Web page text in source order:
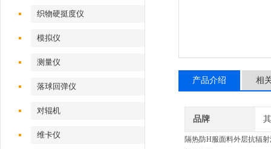
织物硬挺度仪
模拟仪
测量仪
落球回弹仪
对辊机
维卡仪
产品介绍 相
品牌
隔热防H服面料外层抗辐